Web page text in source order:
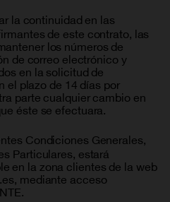
la continuidad en las
de este contrato, las
los números de
de correo electrónico y
en la solicitud de
el plazo de 14 días por
parte cualquier cambio en
éste se efectuara.
Condiciones Generales,
Particulares, estará
en la zona clientes de la web
mediante acceso